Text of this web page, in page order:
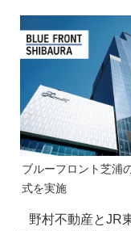
ブルーフロント芝浦
式を実施
野村不動産とJR